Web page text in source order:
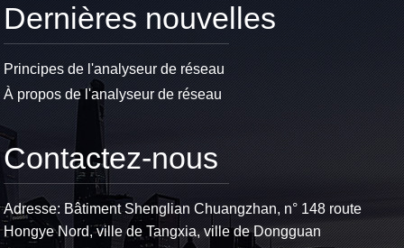
Dernières nouvelles
Principes de l'analyseur de réseau
À propos de l'analyseur de réseau
Contactez-nous
Adresse: Bâtiment Shenglian Chuangzhan, n° 148 route
Hongye Nord, ville de Tangxia, ville de Dongguan